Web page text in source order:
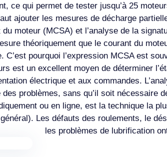
ce qui permet de tester jusqu’à 25
ajouter les mesures de décharge
moteur (MCSA) et l’analyse de la
théoriquement que le courant du
pourquoi l’expression MCSA est
est un excellent moyen de déterminer
électrique et aux commandes.
problèmes, sans qu’il soit nécessaire
ou en ligne, est la technique la
Les défauts des roulements, le
les problèmes de lubrification